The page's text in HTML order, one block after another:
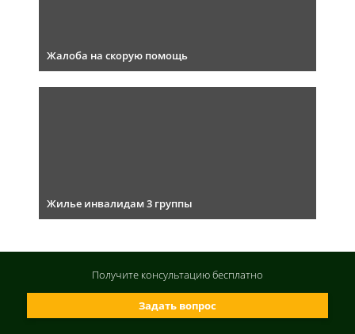
Жалоба на скорую помощь
Жилье инвалидам 3 группы
Задать вопрос
Получите консультациюбесплатно